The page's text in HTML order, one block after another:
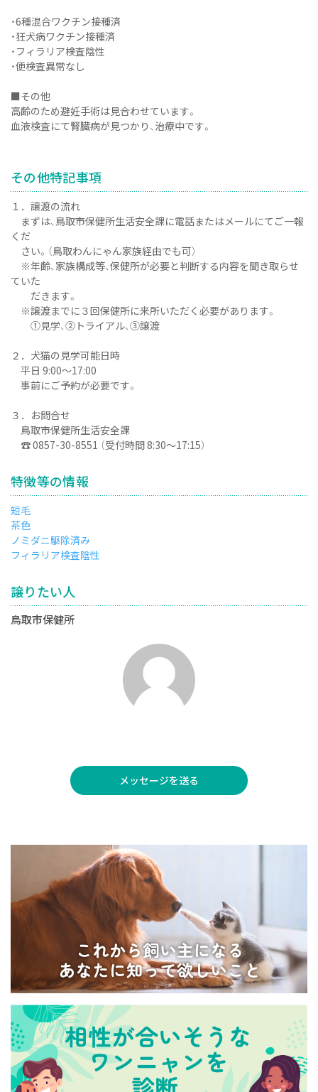
・6種混合ワクチン接種済
・狂犬病ワクチン接種済
・フィラリア検査陰性
・便検査異常なし
■その他
高齢のため避妊手術は見合わせています。
血液検査にて腎臓病が見つかり、治療中です。
その他特記事項
１．譲渡の流れ
まずは、鳥取市保健所生活安全課に電話またはメールにてご一報
くだ
さい。（鳥取わんにゃん家族経由でも可）
※年齢、家族構成等、保健所が必要と判断する内容を聞き取らせ
ていた
だきます。
※譲渡までに３回保健所に来所いただく必要があります。
①見学、②トライアル、③譲渡
２．犬猫の見学可能日時
平日 9:00～17:00
事前にご予約が必要です。
３．お問合せ
鳥取市保健所生活安全課
☎ 0857-30-8551 （受付時間 8:30～17:15）
特徴等の情報
短毛
茶色
ノミダニ駆除済み
フィラリア検査陰性
譲りたい人
鳥取市保健所
メッセージを送る